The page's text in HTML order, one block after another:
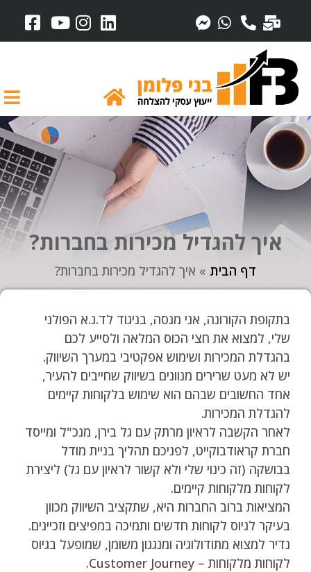
איך להגדיל מכירות בחברות?
דף הבית » איך להגדיל מכירות בחברות?
בתקופת הקורונה, אני מנסה, בניגוד לד.נ.א הפולני
שלי, למצוא את חצי הכוס המלאה ולסייע לכם
בהגדלת המכירות ושימוש אפקטיבי במערך השיווק.
יש לא מעט שרירים מנוונים בשיווק שחייבים להעיר,
אחד החשובים שבהם הוא שימוש בלקוחות קיימים
להגדלת המכירות.
לאחר הקשבה לראיון מרתק עם גל בירן, מנכ"ל ומייסד
חברת קראודבוקייט, לפניכם תהליך בניית מודל
בבושקה (זה כינוי שלי ולא קשור לראיון עם גל) ליצירת
לקוחות מלקוחות קיימים.
המציאות ברוב החברות היא, שתקציב השיווק מכוון
בעיקר לגיוס לקוחות חדשים ותמיכה במפיצים וזכיינים.
נדיר למצוא מתודולוגיה ומנגנון משומן, שמופעל בגיוס
לקוחות מלקוחות – Customer Journey.